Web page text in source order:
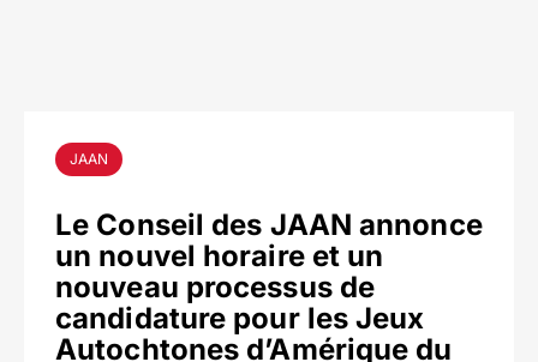
JAAN
Le Conseil des JAAN annonce
un nouvel horaire et un
nouveau processus de
candidature pour les Jeux
Autochtones d’Amérique du